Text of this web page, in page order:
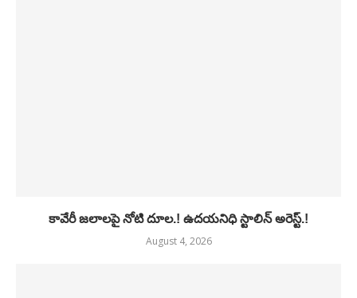
కావేరీ జలాలపై నోటి దూల.! ఉదయనిధి స్టాలిన్ అరెస్ట్.!
August 4, 2026